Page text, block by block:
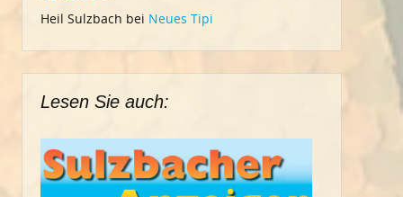
Heil Sulzbach bei Neues Tipi
Lesen Sie auch: